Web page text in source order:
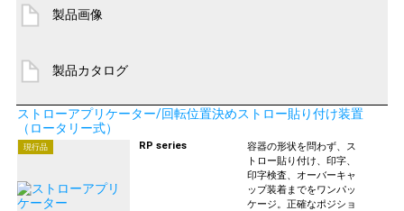
製品画像
製品カタログ
ストローアプリケーター/回転位置決めストロー貼り付け装置
（ロータリー式）
現行品 RP series
容器の形状を問わず、ス
トロー貼り付け、印字、
印字検査、オーバーキャ
ップ装着までをワンパッ
ケージ。正確なポジショ